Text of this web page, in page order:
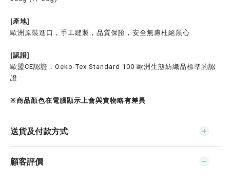
[產地]
歐洲原裝進口，手工縫製，品質保證，安全無慮杜絕黑心
[認證]
歐盟CE認證，Oeko-Tex Standard 100 歐洲生態紡織品標準的認
證
※商品顏色在電腦顯示上會與實物略有差異
送貨及付款方式
顧客評價